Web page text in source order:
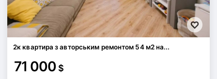
2к квартира з авторським ремонтом 54 м2 на...
71 000 $